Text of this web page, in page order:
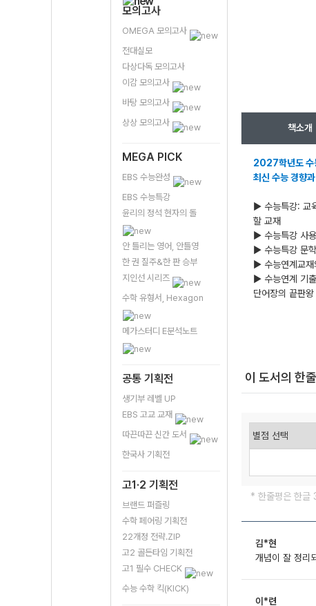
모의고사
OMEGA 모의고사
전대실모
다상다독 모의고사
이감 모의고사
바탕 모의고사
상상 모의고사
MEGA PICK
EBS 수능완성
EBS 수능특강
윤리의 정석 현자의 돌
안 틀리는 영어, 안틀영
한 권 질주&한 판 승부
지인선 시리즈
수학 유형서, Hexagon
메가스터디 E분석노트
공통 기획전
생기부 레벨 UP
EBS 고교 교재
따끈따끈 신간 도서
한국사 기획전
고1·2 기획전
브랜드 퍼즐링
수학 페어링 기획전
22개정 전략.ZIP
고2 골든타임 기획전
고1 필수 CHECK
수능 수학 킥(KICK)
책소개
2027학년도 수
최신 수능 경향
▶ 수능특강: 교
할 교재
▶ 수능특강 사
▶ 수능특강 문
▶ 수능연계교
▶ 수능연계 기
단어장의 끝판왕
이 도서의 한
* 한줄평은 한글
김*현
개념이 잘 정리
이*련